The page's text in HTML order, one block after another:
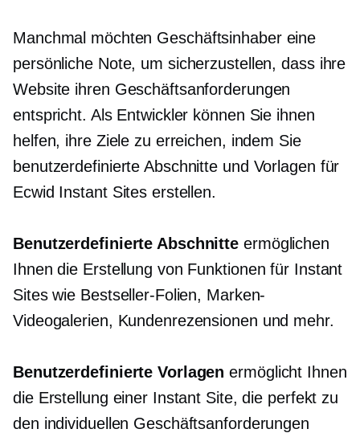
Manchmal möchten Geschäftsinhaber eine
persönliche Note, um sicherzustellen, dass ihre
Website ihren Geschäftsanforderungen
entspricht. Als Entwickler können Sie ihnen
helfen, ihre Ziele zu erreichen, indem Sie
benutzerdefinierte Abschnitte und Vorlagen für
Ecwid Instant Sites erstellen.
Benutzerdefinierte Abschnitte ermöglichen
Ihnen die Erstellung von Funktionen für Instant
Sites wie Bestseller-Folien, Marken-
Videogalerien, Kundenrezensionen und mehr.
Benutzerdefinierte Vorlagen ermöglicht Ihnen
die Erstellung einer Instant Site, die perfekt zu
den individuellen Geschäftsanforderungen